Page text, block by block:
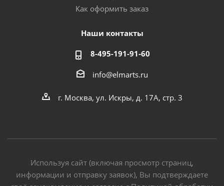
Как оформить заказ
Наши контакты
8-495-191-91-60
info@elmarts.ru
г. Москва, ул. Искры, д. 17А, стр. 3
Используя сайт (включая просмотр страниц,
информации и отправку заявок), Вы подтверждаете